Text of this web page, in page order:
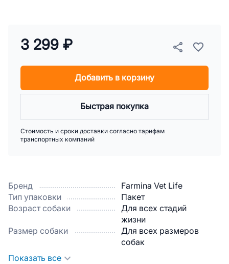
Бренд
Farmina Vet Life
Тип упаковки
Пакет
Возраст собаки
Для всех стадий
жизни
Размер собаки
Для всех размеров
собак
Показать все
3 299 ₽
Добавить в корзину
Быстрая покупка
Стоимость и сроки доставки согласно тарифам
транспортных компаний